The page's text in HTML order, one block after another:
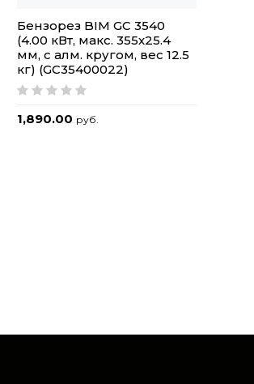
Бензорез BIM GC 3540
(4.00 кВт, макс. 355х25.4
мм, с алм. кругом, вес 12.5
кг) (GC35400022)
1,890.00 руб.